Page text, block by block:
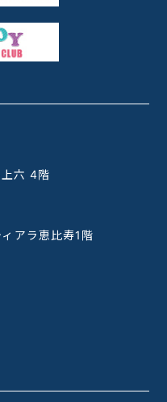
六 4階
アラ恵比寿1階